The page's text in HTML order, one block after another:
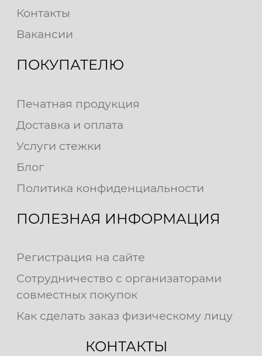
Контакты
Вакансии
ПОКУПАТЕЛЮ
Печатная продукция
Доставка и оплата
Услуги стежки
Блог
Политика конфиденциальности
ПОЛЕЗНАЯ ИНФОРМАЦИЯ
Регистрация на сайте
Сотрудничество с организаторами
совместных покупок
Как сделать заказ физическому лицу
КОНТАКТЫ